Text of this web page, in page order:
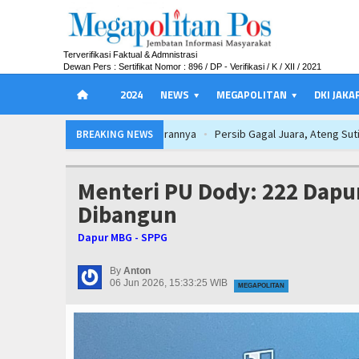
Terverifikasi Faktual & Admnistrasi
Dewan Pers : Sertifikat Nomor : 896 / DP - Verifikasi / K / XII / 2021
2024 NEWS MEGAPOLITAN DKI
BREAKING NEWS Persib Gagal Juara, Ateng Sutisna
Persib Gagal Juara, Ateng Sutisna
Munjirin Panen Padi Ciherang di
Persib Gagal Juara, Ateng Sutisna
Menteri PU Dody: 222
Dibangun
Dapur MBG - SPPG
By Anton
06 Jun 2026, 15:33:25 WIB
MEGAPOLITAN